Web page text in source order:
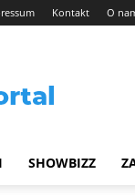
Kontakt O
SHOWBIZZ